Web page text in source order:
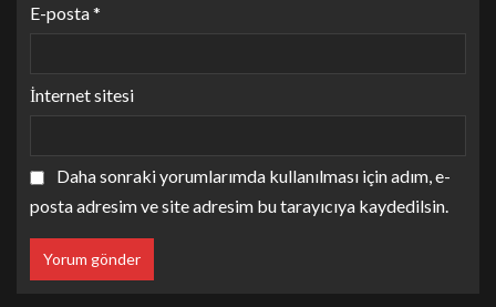
E-posta*
İnternet sitesi
Daha sonraki yorumlarımda kullanılması için adım, e-
posta adresim ve site adresim bu tarayıcıya kaydedilsin.